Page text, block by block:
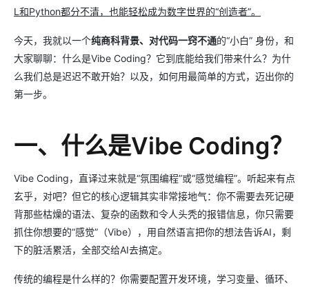
L和Python都分不清，也能轻松成为数字世界的“创造者”。
今天，我就以一个纯商科背景、对代码一窍不通的“小白” 身份，和
大家聊聊：什么是Vibe Coding？它到底能给我们带来什么？为什
么我们总是迟迟不敢开始？以及，如何用最简单的方式，迈出你的
第一步。
一、什么是Vibe Coding？
Vibe Coding，直译过来就是“氛围编程”或“感觉编程”。听起来有点
玄乎，对吧？但它的核心逻辑其实非常接地气：你不需要去死记硬
背那些枯燥的语法、复杂的函数和令人头秃的报错信息，你只需要
抓住你想要的“感觉”（Vibe），用自然语言把你的想法告诉AI，剩
下的脏活累活，全部交给AI去搞定。
传统的编程是什么样的？你需要配置开发环境，学习变量、循环、